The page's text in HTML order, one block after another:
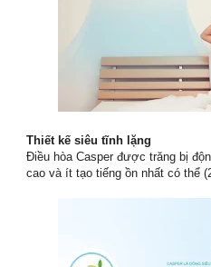
Thiết kế siêu tĩnh lặng
Điều hòa Casper được trăng bị
cao và ít tạo tiếng ồn nhất có thể